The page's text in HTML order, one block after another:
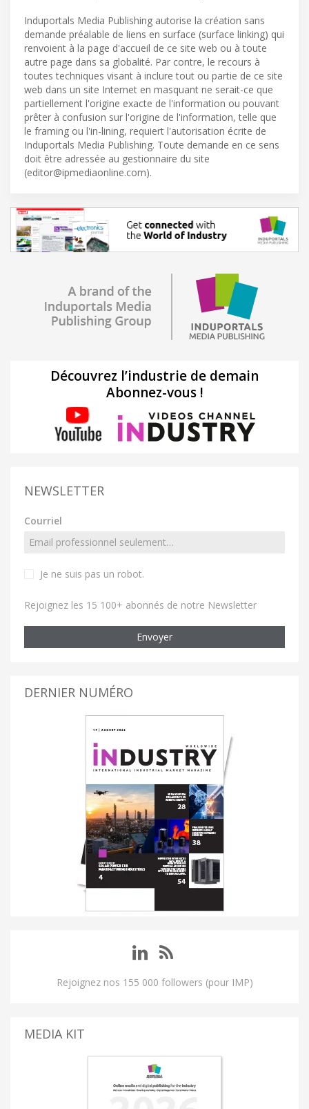
Induportals Media Publishing autorise la création sans
demande préalable de liens en surface (surface linking) qui
renvoient à la page d'accueil de ce site web ou à toute
autre page dans sa globalité. Par contre, le recours à
toutes techniques visant à inclure tout ou partie de ce site
web dans un site Internet en masquant ne serait-ce que
partiellement l'origine exacte de l'information ou pouvant
prêter à confusion sur l'origine de l'information, telle que
le framing ou l'in-lining, requiert l'autorisation écrite de
Induportals Media Publishing. Toute demande en ce sens
doit être adressée au gestionnaire du site
(editor@ipmediaonline.com).
Découvrez l’industrie de demain
Abonnez-vous !
NEWSLETTER
Courriel
Je ne suis pas un robot.
Rejoignez les 15 100+ abonnés de notre Newsletter
Envoyer
DERNIER NUMÉRO
Rejoignez nos 155 000 followers (pour IMP)
MEDIA KIT